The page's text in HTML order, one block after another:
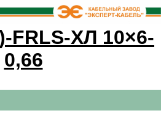
FRLS-ХЛ 10×6-
0,66